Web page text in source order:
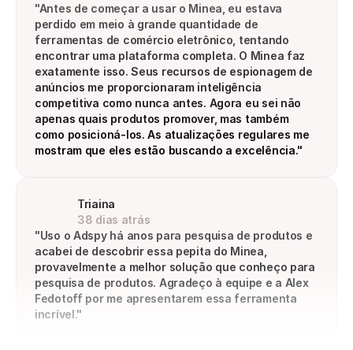
"Antes de começar a usar o Minea, eu estava
perdido em meio à grande quantidade de
ferramentas de comércio eletrônico, tentando
encontrar uma plataforma completa. O Minea faz
exatamente isso. Seus recursos de espionagem de
anúncios me proporcionaram inteligência
competitiva como nunca antes. Agora eu sei não
apenas quais produtos promover, mas também
como posicioná-los. As atualizações regulares me
mostram que eles estão buscando a excelência."
Triaina
38 dias atrás
"Uso o Adspy há anos para pesquisa de produtos e
acabei de descobrir essa pepita do Minea,
provavelmente a melhor solução que conheço para
pesquisa de produtos. Agradeço à equipe e a Alex
Fedotoff por me apresentarem essa ferramenta
incrível."